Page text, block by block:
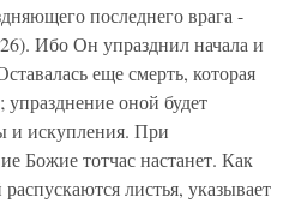
последнего врага -
Ибо Он упразднил начала и
еще смерть, которая
оной будет
и искупления. При
Божие тотчас настанет. Как
листья, указывает